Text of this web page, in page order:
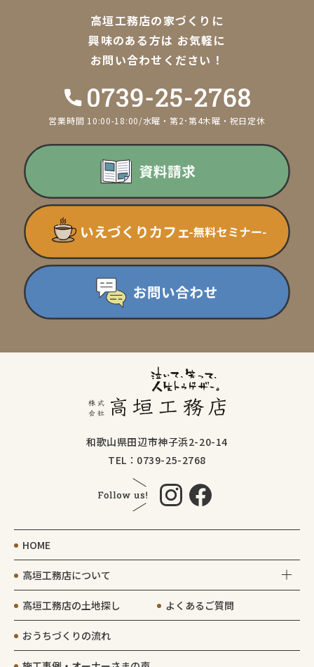
高垣工務店の家づくりに
興味のある方は お気軽に
お問い合わせください！
営業時間 10:00-18:00/水曜・第2･第4木曜・祝日定休
和歌山県田辺市神子浜2-20-14
TEL：0739-25-2768
HOME
高垣工務店について
高垣工務店の土地探し よくあるご質問
おうちづくりの流れ